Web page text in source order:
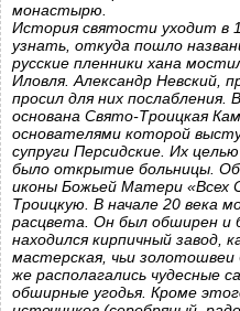
монастырю.
История святости уходит в
узнать, откуда пошло
русские пленники хана
Иловля. Александр Невский,
просил для них
основана Свято-Троицкая
основателями которой
супруги Персидские. Их
было открытие больницы.
иконы Божьей Матери «Всех
Троицкую. В начале 20 века
расцвета. Он был обширен и
находился кирпичный завод,
мастерская, чьи
же располагались чудесные
обширные угодья. Кроме